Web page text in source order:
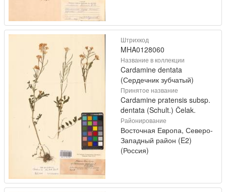
Штрихкод
MHA0128060
Название в коллекции
Cardamine dentata
(Сердечник зубчатый)
Принятое название
Cardamine pratensis subsp.
dentata (Schult.) Čelak.
Районирование
Восточная Европа, Северо-
Западный район (E2)
(Россия)